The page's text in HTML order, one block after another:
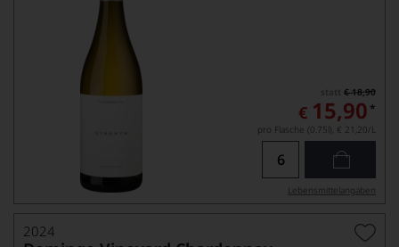
€ 18,90
€ 15,90 *
pro Flasche (0.75l), € 21,20/L
Lebensmittel­angaben
2024